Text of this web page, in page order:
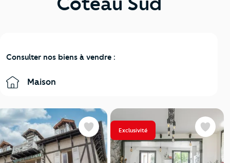
Consulter nos biens à vendre :
Maison
Favoris Exclusivité Favoris